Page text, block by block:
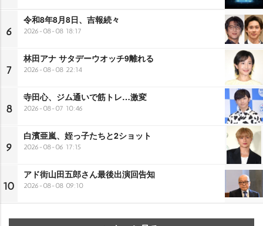
6
令和8年8月8日、吉報続々
2026-08-08 18:17
7
林田アナ サタデーウオッチ9離れる
2026-08-08 22:14
8
寺田心、ジム通いで筋トレ…激変
2026-08-07 10:46
9
白濱亜嵐、姪っ子たちと2ショット
2026-08-06 17:15
10
アド街山田五郎さん最後出演回告知
2026-08-08 09:10